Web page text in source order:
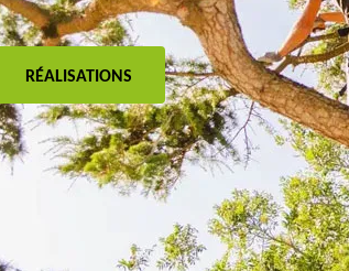
RÉALISATIONS